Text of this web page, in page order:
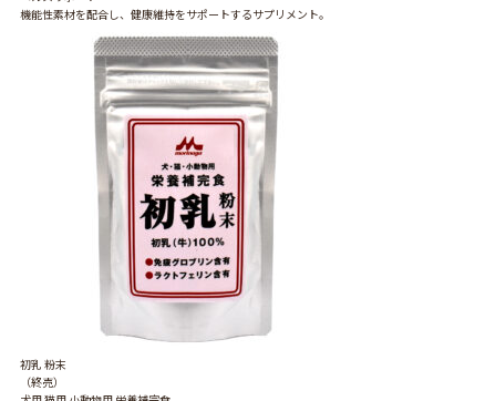
機能性素材を配合し、健康維持をサポートするサプリメント。
初乳 粉末
（終売）